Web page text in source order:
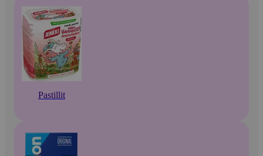
Pastillit